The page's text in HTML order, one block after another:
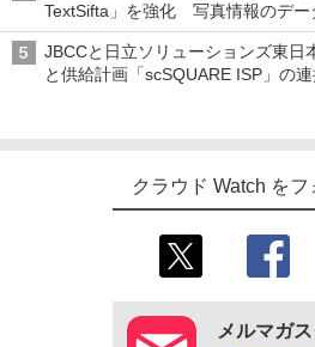
TextSifta」を強化 写真情報のデー
JBCCと日立ソリューションズ東日
と供給計画「scSQUARE ISP」の
クラウド Watch をフ
メルマガス